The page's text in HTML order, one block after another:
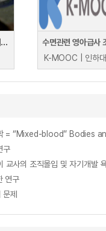
모유 Vs 분유, 아기에게 더 좋은 것은?
학 = “Mixed-blood”
구
연구
제